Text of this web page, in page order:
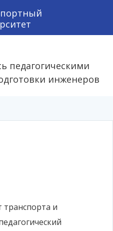
педагогическими
инженеров
транспорта и